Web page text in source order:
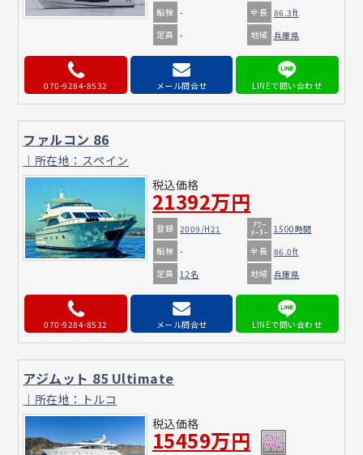
船検 - 全長 86.3ft
定員 - 地域 兵庫県
070-9284-8532 メール問合せ
ファルコン 86
｜所在地：スペイン
税込価格
21392万円
登録 2009/H21 ｱﾜｰ
ﾒｰﾀｰ 1500時間
船検 - 全長 86.0ft
定員 12名 地域 兵庫県
070-9284-8532 メール問合せ
アジムット 85 Ultimate
｜所在地：トルコ
税込価格
15459万円